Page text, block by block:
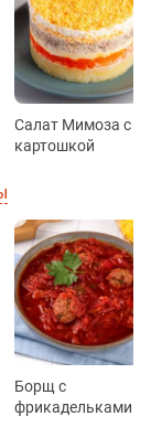
Салат Мимоза с
картошкой
Борщ с
фрикадельками